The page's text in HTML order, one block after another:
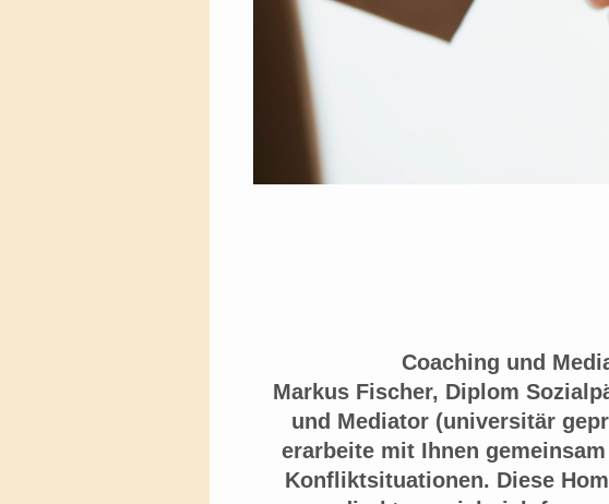
Coaching und
Markus Fischer, Diplom
und Mediator (universitär
erarbeite mit Ihnen
Konfliktsituationen. Diese